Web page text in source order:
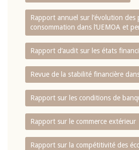
Rapport annuel sur l‘évolution des
consommation dans l‘UEMOA et
Rapport d‘audit sur les états
Revue de la stabilité financière
Rapport sur les conditions de
Rapport sur le commerce extérieur
Rapport sur la compétitivité des